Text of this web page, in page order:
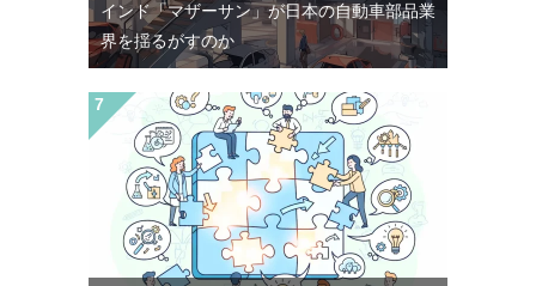
インド「マザーサン」が日本の自動車部品業
界を揺るがすのか